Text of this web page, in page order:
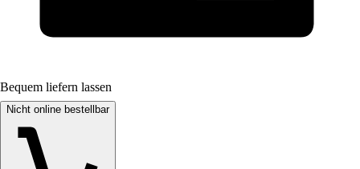
Bequem liefern lassen
Nicht online bestellbar